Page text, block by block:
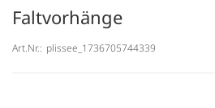
Faltvorhänge
Art.Nr.: plissee_1736705744339